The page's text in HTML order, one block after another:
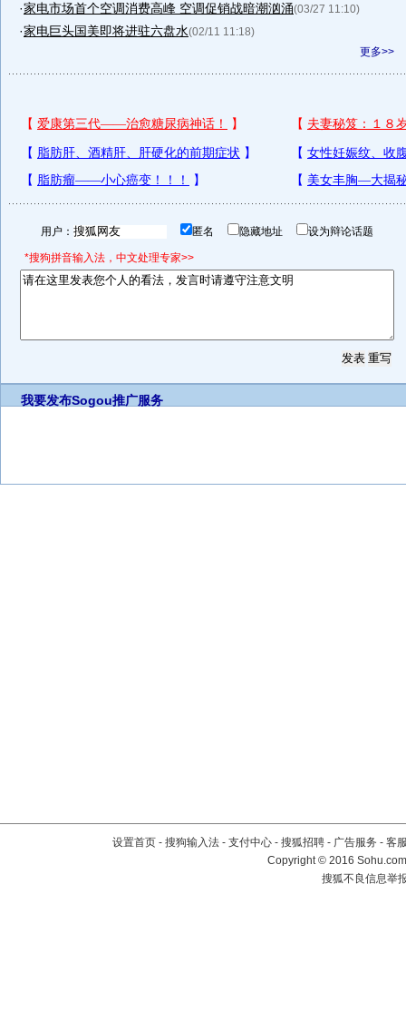
·家电市场首个空调消费高峰 空调促销战暗潮汹涌(03/27 11:10)
·家电巨头国美即将进驻六盘水(02/11 11:18)
更多>>
用户： 匿名 隐藏地址 设为辩论话题
*搜狗拼音输入法，中文处理专家>>
我要发布Sogou推广服务
设置首页 - 搜狗输入法 - 支付中心 - 搜狐招聘 - 广告服务 - 客
Copyright©2016
搜狐不良信息举